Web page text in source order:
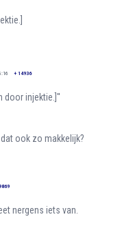
+ 14936
door injektie.]''
ook zo makkelijk?
nergens iets van.